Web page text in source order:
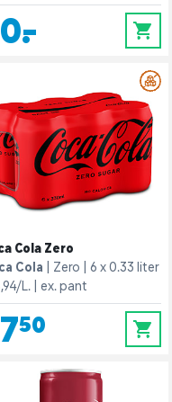
0
Cola Zero
Cola
Zero
6 x 0.33 liter
L.
ex. pant
0